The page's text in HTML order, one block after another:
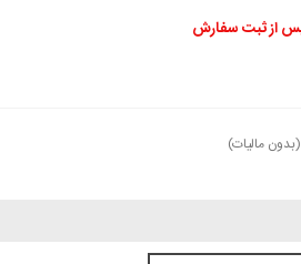
(بدون مالیات)